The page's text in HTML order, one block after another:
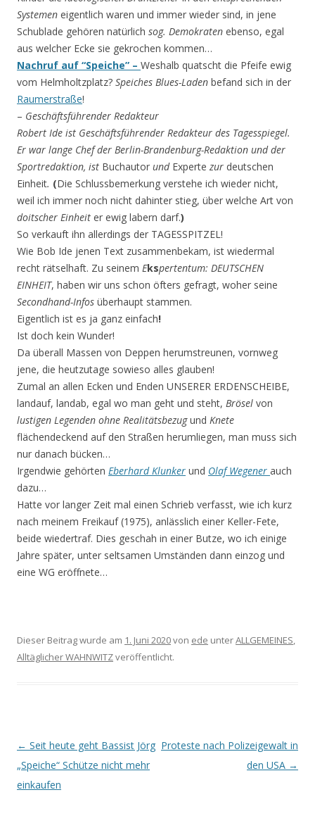
Systemen eigentlich waren und immer wieder sind, in jene
Schublade gehören natürlich sog. Demokraten ebenso, egal
aus welcher Ecke sie gekrochen kommen…
Nachruf auf “Speiche” – Weshalb quatscht die Pfeife ewig
vom Helmholtzplatz? Speiches Blues-Laden befand sich in der
Raumerstraße!
– Geschäftsführender Redakteur
Robert Ide ist Geschäftsführender Redakteur des Tagesspiegel.
Er war lange Chef der Berlin-Brandenburg-Redaktion und der
Sportredaktion, ist Buchautor und Experte zur deutschen
Einheit. (Die Schlussbemerkung verstehe ich wieder nicht,
weil ich immer noch nicht dahinter stieg, über welche Art von
doitscher Einheit er ewig labern darf.)
So verkauft ihn allerdings der TAGESSPITZEL!
Wie Bob Ide jenen Text zusammenbekam, ist wiedermal
recht rätselhaft. Zu seinem Ekspertentum: DEUTSCHEN
EINHEIT, haben wir uns schon öfters gefragt, woher seine
Secondhand-Infos überhaupt stammen.
Eigentlich ist es ja ganz einfach!
Ist doch kein Wunder!
Da überall Massen von Deppen herumstreunen, vornweg
jene, die heutzutage sowieso alles glauben!
Zumal an allen Ecken und Enden UNSERER ERDENSCHEIBE,
landauf, landab, egal wo man geht und steht, Brösel von
lustigen Legenden ohne Realitätsbezugund Knete
flächendeckend auf den Straßen herumliegen, man muss sich
nur danach bücken…
Irgendwie gehörten Eberhard Klunker und Olaf Wegener auch
dazu…
Hatte vor langer Zeit mal einen Schrieb verfasst, wie ich kurz
nach meinem Freikauf (1975), anläss­lich einer Keller-Fete,
beide wiedertraf. Dies geschah in einer Butze, wo ich einige
Jahre später, unter seltsamen Umständen dann einzog und
eine WG eröffnete…
Dieser Beitrag wurde am 1. Juni 2020von ede unterALLGEMEINES,
Alltäglicher WAHNWITZveröffentlicht.
Beitrags-
Navigation
← Seit heute geht Bassist Jörg
„Speiche“ Schütze nicht mehr
einkaufen
Proteste nach Polizeigewalt in
den USA →